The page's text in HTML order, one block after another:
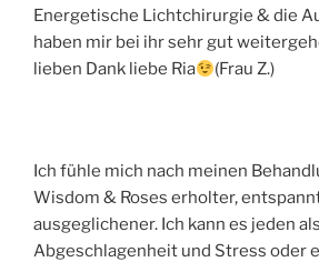
Energetische Lichtchirurgie & die
haben mir bei ihr sehr gut
lieben Dank liebe Ria
(Frau Z.)
Ich fühle mich nach meinen
Wisdom & Roses erholter,
ausgeglichener. Ich kann es jeden
Abgeschlagenheit und Stress oder